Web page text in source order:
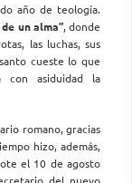
año de teología.
un alma”, donde
las luchas, sus
cueste lo que
con asiduidad la
romano, gracias
hizo, además,
el 10 de agosto
del nuevo